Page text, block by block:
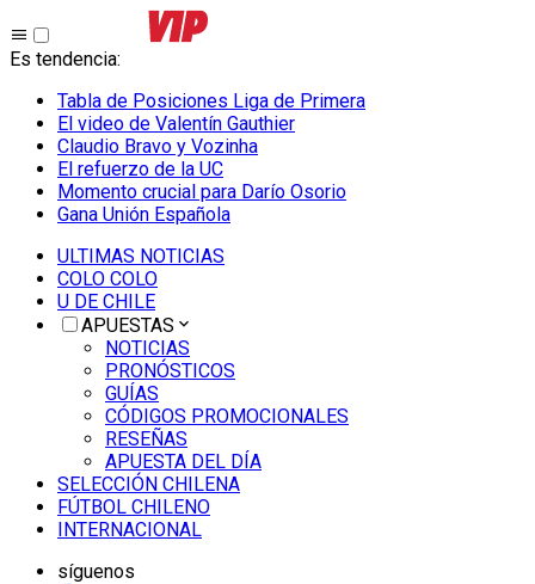
Es tendencia:
Tabla de Posiciones Liga de Primera
El video de Valentín Gauthier
Claudio Bravo y Vozinha
El refuerzo de la UC
Momento crucial para Darío Osorio
Gana Unión Española
ULTIMAS NOTICIAS
COLO COLO
U DE CHILE
APUESTAS
NOTICIAS
PRONÓSTICOS
GUÍAS
CÓDIGOS PROMOCIONALES
RESEÑAS
APUESTA DEL DÍA
SELECCIÓN CHILENA
FÚTBOL CHILENO
INTERNACIONAL
síguenos